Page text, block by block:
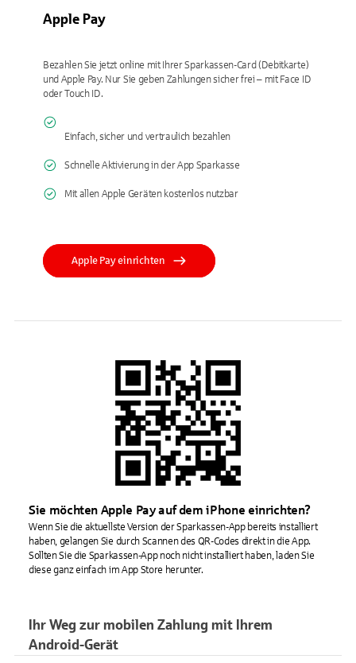
Apple Pay
Bezahlen Sie jetzt online mit Ihrer Sparkassen-Card (Debitkarte)
und Apple Pay. Nur Sie geben Zahlungen sicher frei – mit Face ID
oder Touch ID.
Einfach, sicher und vertraulich bezahlen
Schnelle Aktivierung in der App Sparkasse
Mit allen Apple Geräten kostenlos nutzbar
Apple Pay einrichten
Sie möchten Apple Pay auf dem iPhone einrichten?
Wenn Sie die aktuellste Version der Sparkassen-App bereits installiert
haben, gelangen Sie durch Scannen des QR-Codes direkt in die App.
Sollten Sie die Sparkassen-App noch nicht installiert haben, laden Sie
diese ganz einfach im App Store herunter.
Ihr Weg zur mobilen Zahlung mit Ihrem
Android-Gerät